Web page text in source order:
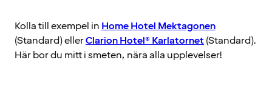
Kolla till exempel in Home Hotel Mektagonen
(Standard) ellerClarion Hotel® Karlatornet (Standard).
Här bor du mitt i smeten, nära alla upplevelser!